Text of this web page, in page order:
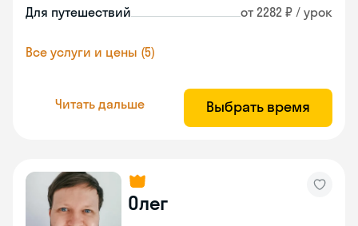
Для путешествий от 2282 ₽ / урок
Все услуги и цены (5)
Читать дальше Выбрать время
Олег